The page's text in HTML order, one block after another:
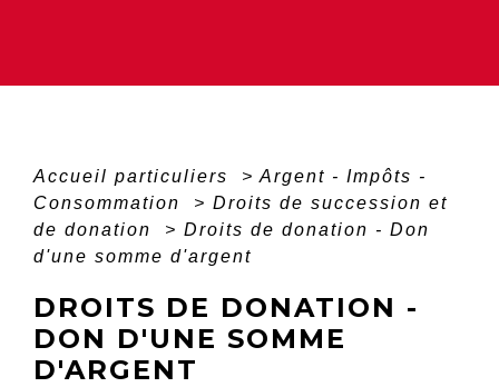
Accueil particuliers > Argent - Impôts -
Consommation
> Droits de succession et
de donation
> Droits de donation - Don
d'une somme d'argent
DROITS DE DONATION -
DON D'UNE SOMME
D'ARGENT